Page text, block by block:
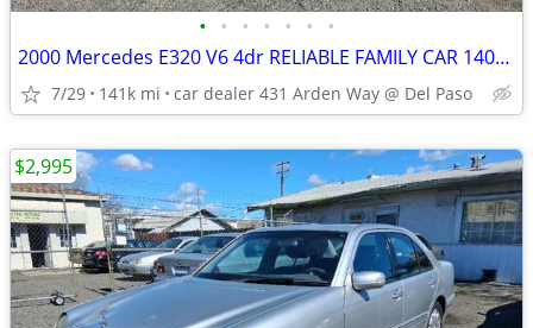
• • • • • • •
2000 Mercedes E320 V6 4dr RELIABLE FAMILY CAR 140K 6 MORE MBZ DEALS
7/29 141k mi car dealer 431 Arden Way @ Del Paso
$2,995